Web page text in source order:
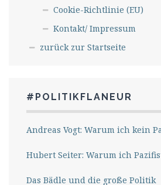
Cookie-Richtlinie (EU)
Kontakt/ Impressum
zurück zur Startseite
#POLITIKFLANEUR
Andreas Vogt: Warum ich kein
Hubert Seiter: Warum ich
Das Bädle und die große Politik